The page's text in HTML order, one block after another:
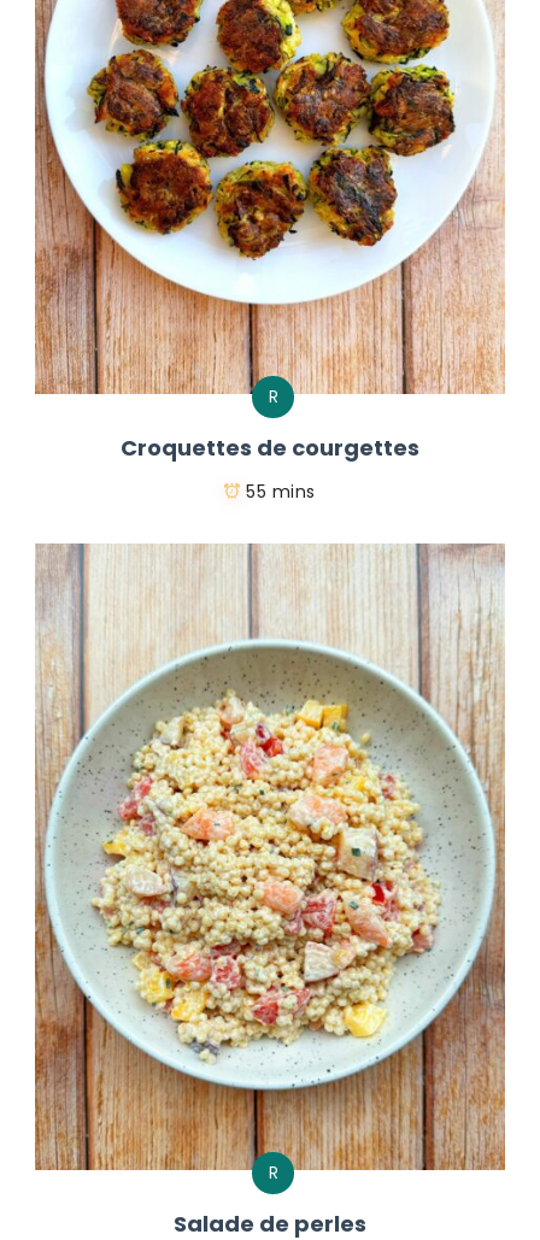
R
Croquettes de courgettes
55 mins
R
Salade de perles